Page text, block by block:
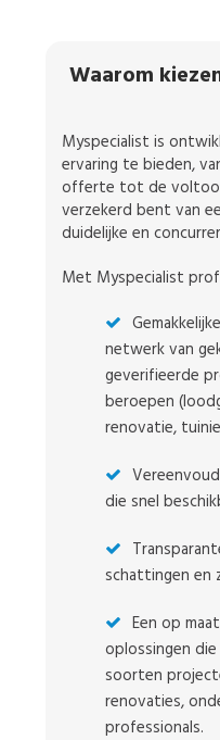
Waarom
Myspecialist is
ervaring te bieden,
offerte tot de
verzekerd bent van
duidelijke en
Met Myspecialist
netwerk van
geverifieerde
beroepen
renovatie,
die snel
schattingen en
Een op
oplossingen die
soorten
renovaties,
professionals.